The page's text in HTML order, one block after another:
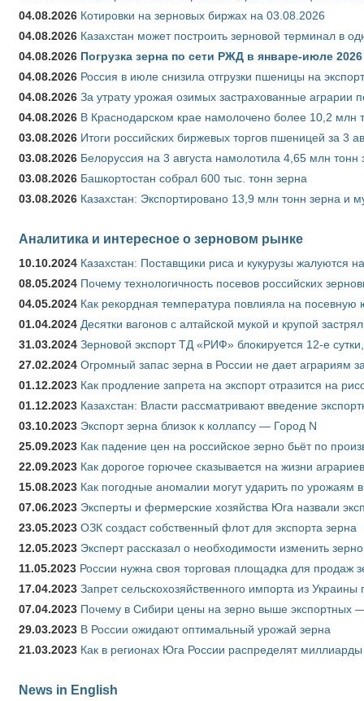
04.08.2026 Котировки на зерновых биржах на 03.08.2026
04.08.2026 Казахстан может построить зерновой терминал в
04.08.2026 Погрузка зерна по сети РЖД в январе-июле
04.08.2026 Россия в июле снизила отгрузки пшеницы на
04.08.2026 За утрату урожая озимых застрахованные аграрии
04.08.2026 В Краснодарском крае намолочено более 10,2 млн
03.08.2026 Итоги российских биржевых торгов пшеницей за 3
03.08.2026 Белоруссия на 3 августа намолотила 4,65 млн тонн
03.08.2026 Башкортостан собрал 600 тыс. тонн зерна
03.08.2026 Казахстан: Экспортировано 13,9 млн тонн зерна и
Аналитика и интересное о зерновом рынке
10.10.2024 Казахстан: Поставщики риса и кукурузы жалуются
08.05.2024 Почему технологичность посевов российских
04.05.2024 Как рекордная температура повлияла на
01.04.2024 Десятки вагонов с алтайской мукой и крупой
31.03.2024 Зерновой экспорт ТД «РИФ» блокируется 12-е
27.02.2024 Огромный запас зерна в России не дает аграриям
01.12.2023 Как продление запрета на экспорт отразится на
01.12.2023 Казахстан: Власти рассматривают введение
03.10.2023 Экспорт зерна близок к коллапсу — Город N
25.09.2023 Как падение цен на российское зерно бьёт по
22.09.2023 Как дорогое горючее сказывается на жизни аграриев
15.08.2023 Как погодные аномалии могут ударить по урожаям
07.06.2023 Эксперты и фермерские хозяйства Юга назвали
23.05.2023 ОЗК создаст собственный флот для экспорта зерна
12.05.2023 Эксперт рассказал о необходимости изменить
11.05.2023 России нужна своя торговая площадка для продаж
17.04.2023 Запрет сельскохозяйственного импорта из
07.04.2023 Почему в Сибири цены на зерно выше экспортных
29.03.2023 В России ожидают оптимальный урожай зерна
21.03.2023 Как в регионах Юга России распределят
News in English